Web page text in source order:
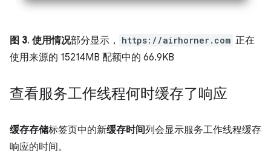
图 3. 使用情况部分显示， https://airhorner.com 正在
使用来源的 15214MB 配额中的 66.9KB
查看服务工作线程何时缓存了响应
缓存存储标签页中的新缓存时间列会显示服务工作线程缓存
响应的时间。